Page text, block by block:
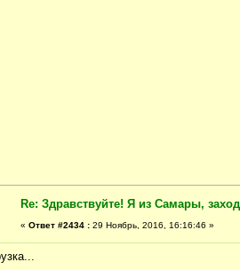
Re: Здравствуйте! Я из Самары,
« Ответ #2434 : 29 Ноябрь, 2016, 16:16:46 »